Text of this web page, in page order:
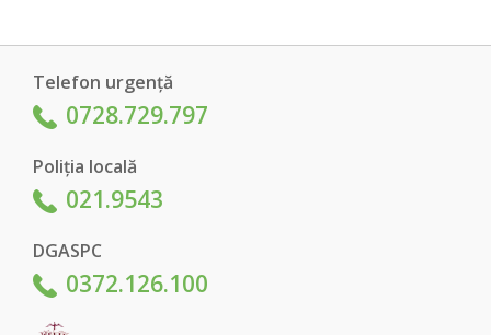
Telefon urgență
0728.729.797
Poliția locală
021.9543
DGASPC
0372.126.100